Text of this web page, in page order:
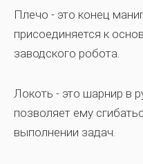
Плечо - это конец
присоединяется к
заводского робота.
Локоть - это шарнир в
позволяет ему
выполнении задач.